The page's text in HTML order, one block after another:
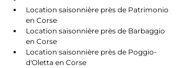
Location saisonnière près de Patrimonio
en Corse
Location saisonnière près de Barbaggio
en Corse
Location saisonnière près de Poggio-
d'Oletta en Corse